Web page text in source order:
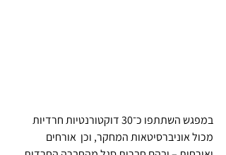
במפגש השתתפו כ־30 דוקטורנטיות חרדיות
מכול אוניברסיטאות המחקר, וכן  אורחים